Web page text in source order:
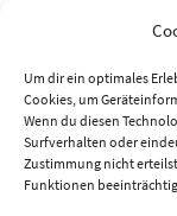
Um dir ein optimales
Cookies, um
Wenn du diesen
Surfverhalten oder
Zustimmung nicht
Funktionen
Datenschutzerklärung
Zahlungsarten
PayPal